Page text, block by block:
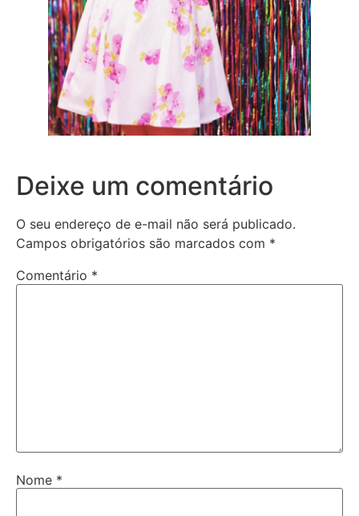
Deixe um comentário
O seu endereço de e-mail não será publicado.
Campos obrigatórios são marcados com *
Comentário *
Nome *